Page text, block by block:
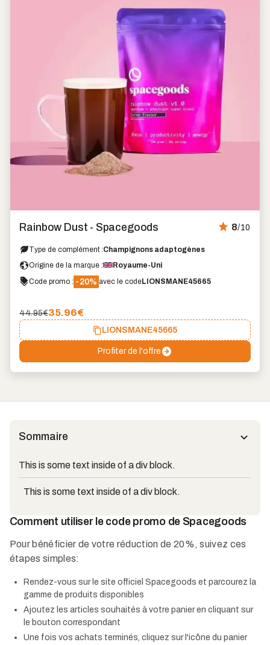
Rainbow Dust - Spacegoods 8/10
Type de complément :Champignons adaptogènes
Origine de la marque :
Royaume-Uni
Code promo : -20% avec le codeLIONSMANE45665
44.95€35.96€
LIONSMANE45665
Profiter de l'offre
Sommaire
This is some text inside of a div block.
This is some text inside of a div block.
Comment utiliser le code promo de Spacegoods
Pour bénéficier de votre réduction de 20%, suivez ces
étapes simples:
Rendez-vous sur le site officiel Spacegoods et parcourez la
gamme de produits disponibles
Ajoutez les articles souhaités à votre panier en cliquant sur
le bouton correspondant
Une fois vos achats terminés, cliquez sur l'icône du panier